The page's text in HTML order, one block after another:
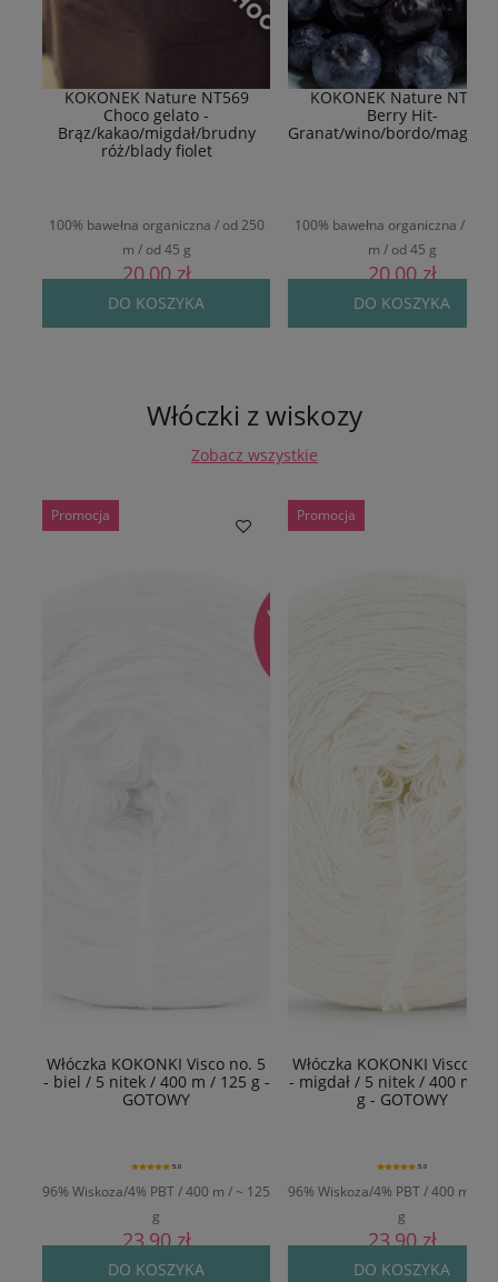
KOKONEK Nature NT569
Choco gelato -
Brąz/kakao/migdał/brudny
róż/blady fiolet
100% bawełna organiczna / od 250
m / od 45 g
20,00 zł
DO KOSZYKA
KOKONEK Nature NT577
Berry Hit-
Granat/wino/bordo/
100% bawełna organiczna / od
m / od 45 g
20,00 zł
DO KOSZYKA
Włóczki z wiskozy
Zobacz wszystkie
Włóczka KOKONKI Visco no. 5
- biel / 5 nitek / 400 m / 125 g -
GOTOWY
96% Wiskoza/4% PBT / 400 m / ~ 125
g
5.0
23,90 zł
Cena regularna:29,90 zł
DO KOSZYKA
Promocja
Włóczka KOKONKI Visco
- migdał / 5 nitek / 400 m /
g - GOTOWY
96% Wiskoza/4% PBT / 400 m / ~
g
5.0
23,90 zł
Cena regularna:29,90 zł
DO KOSZYKA
Promocja